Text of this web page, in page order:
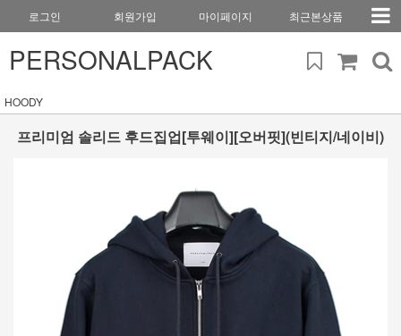
로그인 회원가입 마이페이지 최근본상품
PERSONALPACK
HOODY
프리미엄 솔리드 후드집업[투웨이][오버핏](빈티지/네이비)